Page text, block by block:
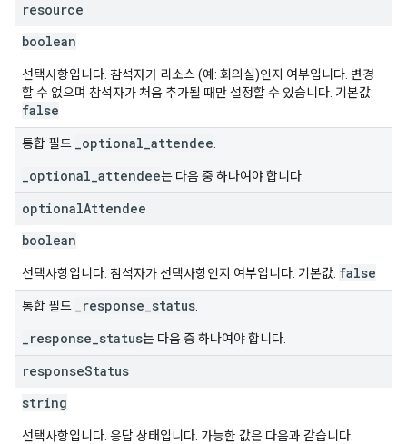
resource
boolean
선택사항입니다. 참석자가 리소스 (예: 회의실)인지 여부입니다. 변경
할 수 없으며 참석자가 처음 추가될 때만 설정할 수 있습니다. 기본값:
false
통합 필드 _optional_attendee
_optional_attendee는 다음 중 하나여야 합니다.
optionalAttendee
boolean
선택사항입니다. 참석자가 선택사항인지 여부입니다. 기본값: false
통합 필드 _response_status
_response_status는 다음 중 하나여야 합니다.
responseStatus
string
선택사항입니다. 응답 상태입니다. 가능한 값은 다음과 같습니다.